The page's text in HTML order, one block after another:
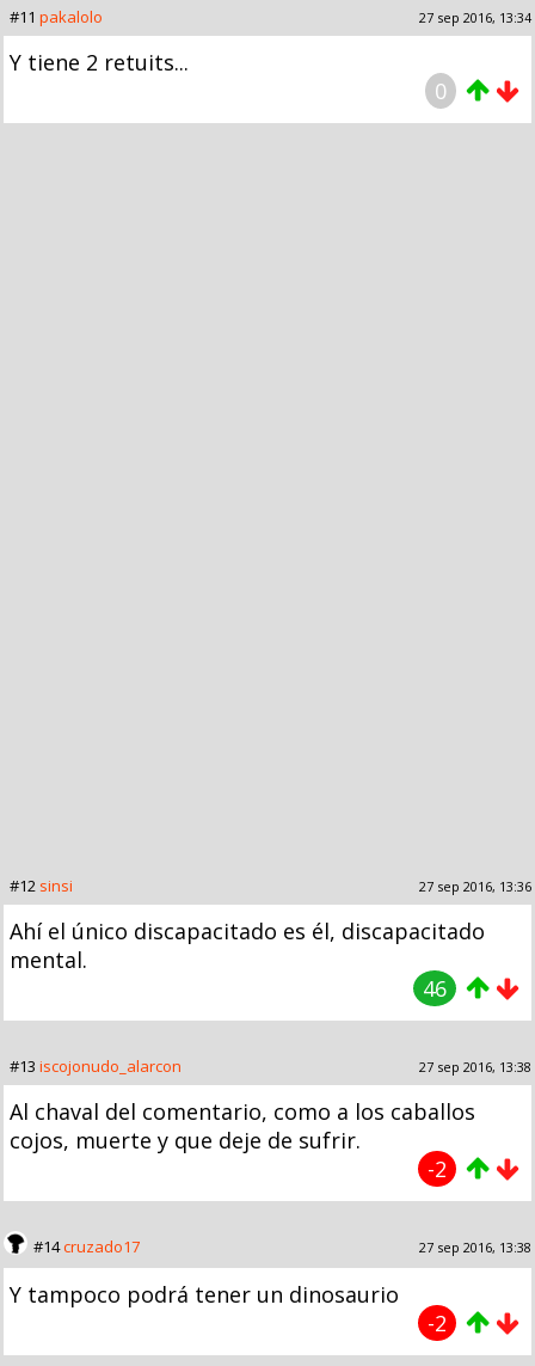
#11 pakalolo 27 sep 2016, 13:34
Y tiene 2 retuits...
0
#12 sinsi 27 sep 2016, 13:36
Ahí el único discapacitado es él, discapacitado
mental.
46
#13 iscojonudo_alarcon 27 sep 2016, 13:38
Al chaval del comentario, como a los caballos
cojos, muerte y que deje de sufrir.
-2
#14cruzado17 27 sep 2016, 13:38
Y tampoco podrá tener un dinosaurio
-2